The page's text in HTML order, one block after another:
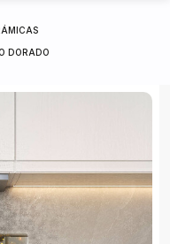
DORADO